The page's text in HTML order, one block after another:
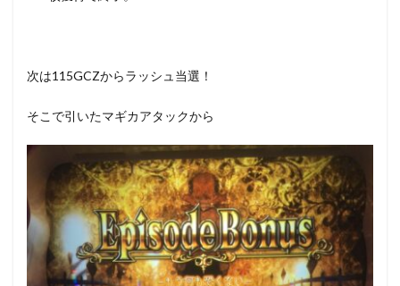
次は115GCZからラッシュ当選！
そこで引いたマギカアタックから